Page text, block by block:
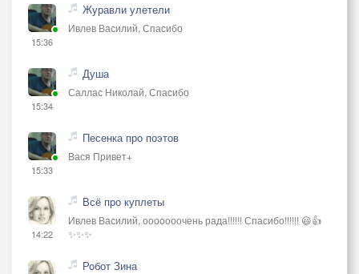
15:36
Журавли улетели
Ивлев Василий, Спасибо
15:34
Душа
Саллас Николай, Спасибо
15:33
Песенка про поэтов
Вася Привет+
14:22
Всё про куплеты
Ивлев Василий, ооооооочень рада!!!!!! Спасибо!!!!!! 😃👍
✨✨✨
Робот Зина